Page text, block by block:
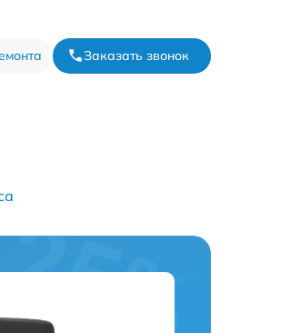
Заказать звонок